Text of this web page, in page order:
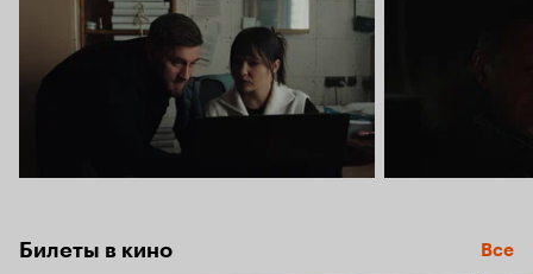
Билеты в кино Все